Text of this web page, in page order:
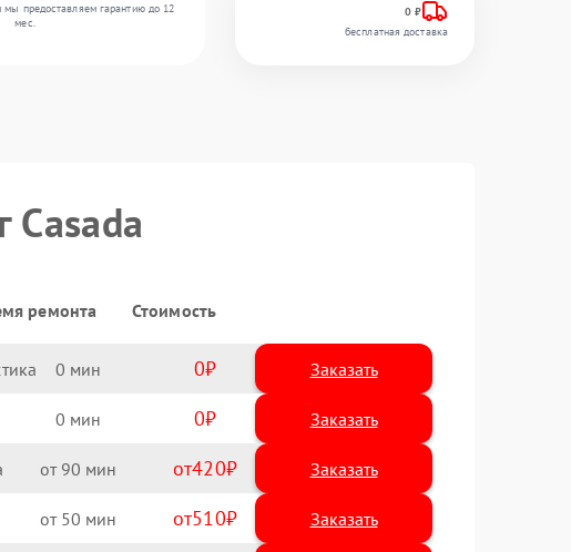
мы предоставляем гарантию до 12
мес.
0 ₽
бесплатная доставка
Casada
ремонта Стоимость
0 0 Заказать
0 0 Заказать
90 420
50 510